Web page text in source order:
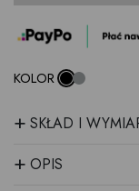
KOLOR
+ SKŁAD I
+ OPIS